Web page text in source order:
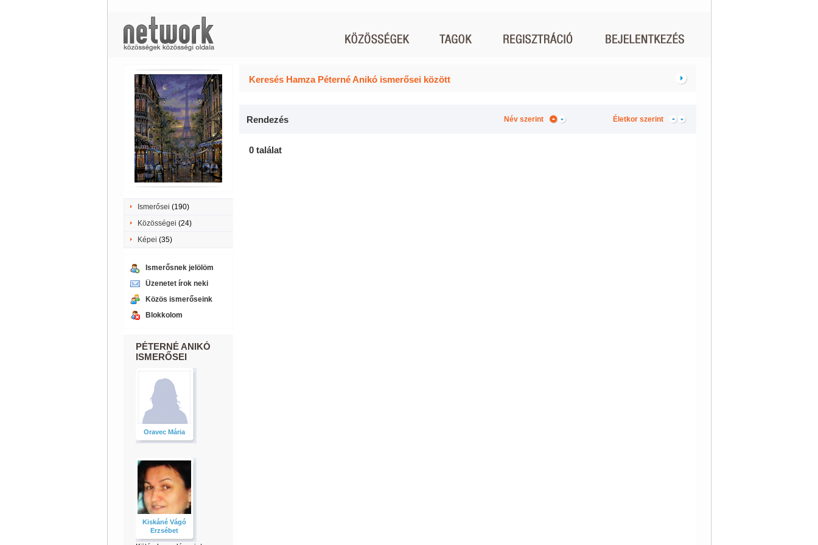
Ismerősei (190)
Közösségei (24)
Képei (35)
Ismerősnek jelölöm
Üzenetet írok neki
Közös ismerőseink
Blokkolom
PÉTERNÉ ANIKÓ
ISMERŐSEI
Oravec Mária
Kiskáné Vágó
Erzsébet
Keresés Hamza Péterné Anikó ismerősei között
Rendezés Név szerint Életkor szerint
0 találat